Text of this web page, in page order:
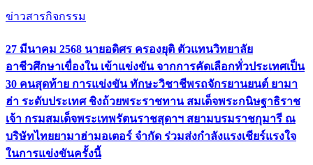
ข่าวสารกิจกรรม
27 มีนาคม 2568 นายอดิศร ครองยุติ ตัวแทนวิทยาลัย
อาชีวศึกษาเขื่องใน เข้าแข่งขัน จากการคัดเลือกทั่วประเทศเป็น
30 คนสุดท้าย การแข่งขัน ทักษะวิชาชีพรถจักรยานยนต์ ยามา
ฮ่า ระดับประเทศ ชิงถ้วยพระราชทาน สมเด็จพระกนิษฐาธิราช
เจ้า กรมสมเด็จพระเทพรัตนราชสุดาฯ สยามบรมราชกุมารี ณ
บริษัทไทยยามาฮ่ามอเตอร์ จำกัด ร่วมส่งกำลังแรงเชียร์แรงใจ
ในการแข่งขันครั้งนี้